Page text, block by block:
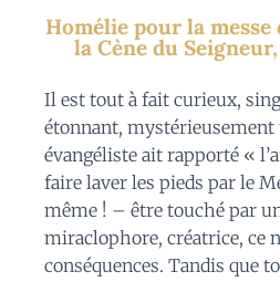
Homélie pour la messe
la Cène du
Il est tout à fait curieux,
étonnant, mystérieusement
évangéliste ait rapporté «
faire laver les pieds par le
même ! – être touché par
miraclophore, créatrice, ce
conséquences. Tandis que